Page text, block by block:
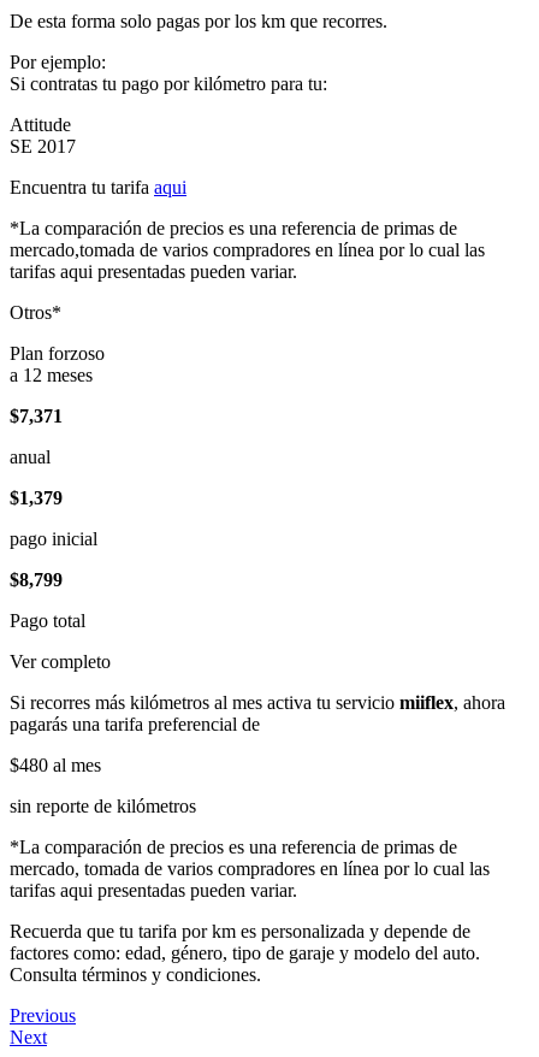
De esta forma solo pagas por los km que recorres.
Por ejemplo:
Si contratas tu pago por kilómetro para tu:
Attitude
SE 2017
Encuentra tu tarifa aqui
*La comparación de precios es una referencia de primas de
mercado,tomada de varios compradores en línea por lo cual las
tarifas aqui presentadas pueden variar.
Otros*
Plan forzoso
a 12 meses
$7,371
anual
$1,379
pago inicial
$8,799
Pago total
Ver completo
Si recorres más kilómetros al mes activa tu servicio miiflex, ahora
pagarás una tarifa preferencial de
$480 al mes
sin reporte de kilómetros
*La comparación de precios es una referencia de primas de
mercado, tomada de varios compradores en línea por lo cual las
tarifas aqui presentadas pueden variar.
Recuerda que tu tarifa por km es personalizada y depende de
factores como: edad, género, tipo de garaje y modelo del auto.
Consulta términos y condiciones.
Previous
Next